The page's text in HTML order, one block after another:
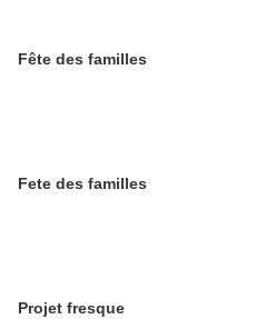
Fête des familles
Fete des familles
Projet fresque